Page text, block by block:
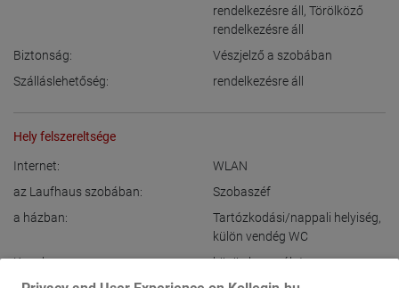
rendelkezésre áll , Törölköző
rendelkezésre áll
Biztonság:
Vészjelző a szobában
Szálláslehetőség:
rendelkezésre áll
Hely felszereltsége
Internet:
WLAN
az Laufhaus szobában:
Szobaszéf
a házban:
Tartózkodási/nappali helyiség,
külön vendég WC
Konyha:
közös használat